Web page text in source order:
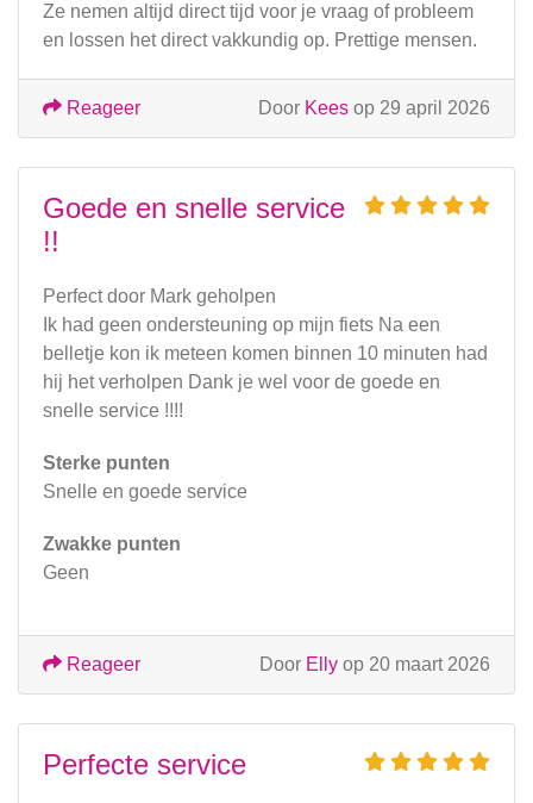
Ze nemen altijd direct tijd voor je vraag of probleem
en lossen het direct vakkundig op. Prettige mensen.
Door Kees op 29 april 2026
Reageer
Goede en snelle service
!!
Perfect door Mark geholpen
Ik had geen ondersteuning op mijn fiets Na een
belletje kon ik meteen komen binnen 10 minuten had
hij het verholpen Dank je wel voor de goede en
snelle service !!!!
Sterke punten
Snelle en goede service
Zwakke punten
Geen
Door Elly op 20 maart 2026
Reageer
Perfecte service